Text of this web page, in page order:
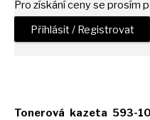
Pro získání ceny se prosím
Přihlásit / Registrovat
Tonerová kazeta 593-